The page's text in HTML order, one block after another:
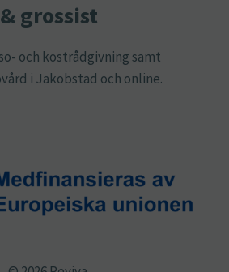
grossist
och kostrådgivning samt
i Jakobstad och online.